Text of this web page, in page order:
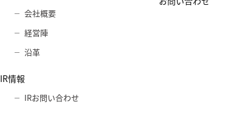
会社概要
経営陣
沿革
IR情報
IRお問い合わせ